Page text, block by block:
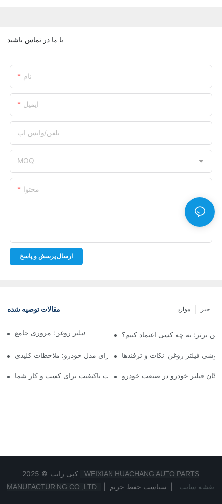
با ما در تماس باشید
نام
ایمیل
تلفن/واتس اپ
MOQ
محتوا
ارسال پرسش و پاسخ
مقالات توصیه شده خبر موارد
شرکت‌های برتر تولیدکننده فیلتر روغن: مروری جامعبرتر: به چه کسی اعتماد کنیم؟
انتخاب فیلتر روغن مناسب برای مدل خودرو: ملاحظات کلیدی
فیلتر روغن: نکات و ترفندها
تامین‌کنندگان فیلتر روغن: یافتن محصولات باکیفیت برای کسب و کار شما
فیلتر خودرو در صنعت خودرو
کپی رایت © 2025
WEIXIAN HUACHANG AUTO PARTS
MANUFACTURING CO.,LTD.
نقشه سایت سیاست حفظ حریم